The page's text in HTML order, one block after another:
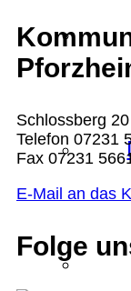
Schlossberg
Telefon 07231
Fax 07231
E-Mail an das
Folge